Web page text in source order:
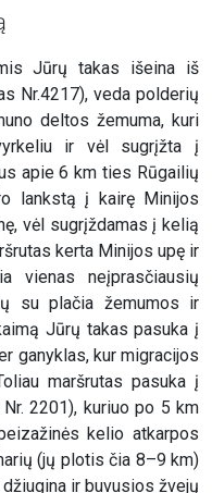
Jūrų takas išeina iš
Nr.4217), veda polderių
deltos žemuma, kuri
ir vėl sugrįžta į
apie 6 km ties Rūgailių
lankstą į kairę Minijos
vėl sugrįždamas į kelią
kerta Minijos upę ir
vienas neįprasčiausių
su plačia žemumos ir
Jūrų takas pasuka į
ganyklas, kur migracijos
maršrutas pasuka į
2201), kuriuo po 5 km
kelio atkarpos
(jų plotis čia 8–9 km)
ir buvusios žvejų